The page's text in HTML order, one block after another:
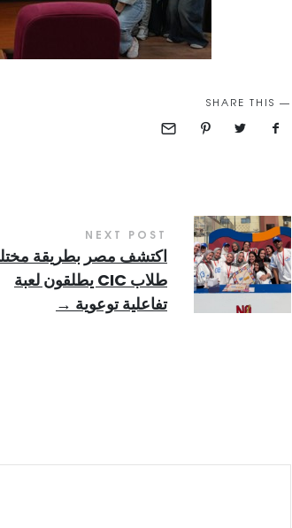
SHARE THIS
NEXT POST
اكتشف مصر بطريقة
طلاب CIC يطلقون لعبة
تفاعلية توعوية →